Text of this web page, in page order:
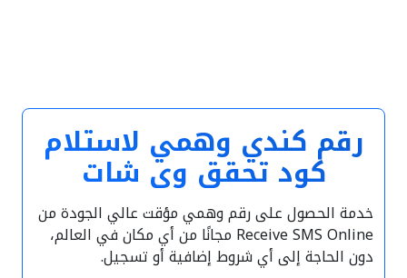
رقم كندي وهمي لاستلام
كود تحقق وي شات
خدمة الحصول على رقم وهمي مؤقت عالي الجودة من
Receive SMS Online مجانًا من أي مكان في العالم،
دون الحاجة إلى أي شروط إضافية أو تسجيل.